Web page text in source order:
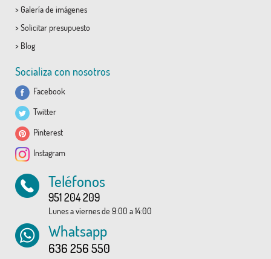
> Galería de imágenes
> Solicitar presupuesto
> Blog
Socializa con nosotros
Facebook
Twitter
Pinterest
Instagram
Teléfonos
951 204 209
Lunes a viernes de 9:00 a 14:00
Whatsapp
636 256 550